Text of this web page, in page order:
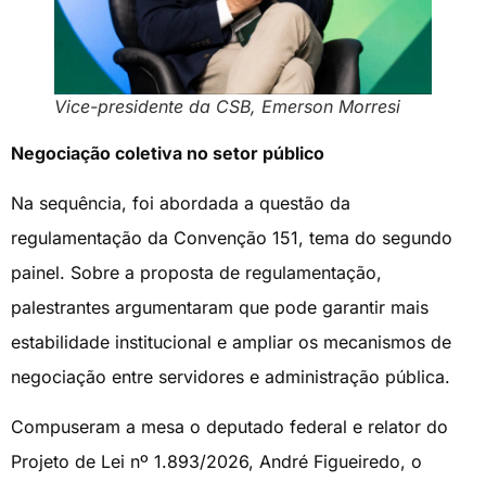
Vice-presidente da CSB, Emerson Morresi
Negociação coletiva no setor público
Na sequência, foi abordada a questão da
regulamentação da Convenção 151, tema do segundo
painel. Sobre a proposta de regulamentação,
palestrantes argumentaram que pode garantir mais
estabilidade institucional e ampliar os mecanismos de
negociação entre servidores e administração pública.
Compuseram a mesa o deputado federal e relator do
Projeto de Lei nº 1.893/2026, André Figueiredo, o